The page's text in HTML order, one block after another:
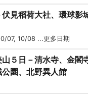
見稻荷大社、環球影
07, 10/08 ...更多日期
５日－清水寺、金閣
園、北野異人館